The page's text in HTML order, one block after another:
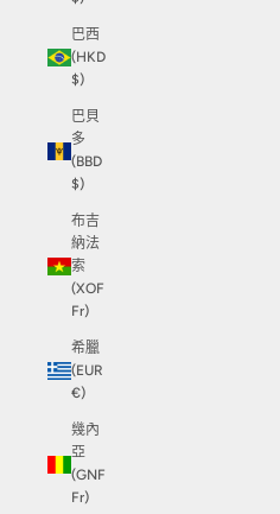
巴西
(HKD
$)
巴貝
多
(BBD
$)
布吉
納法
索
(XOF
Fr)
希臘
(EUR
€)
幾內
亞
(GNF
Fr)